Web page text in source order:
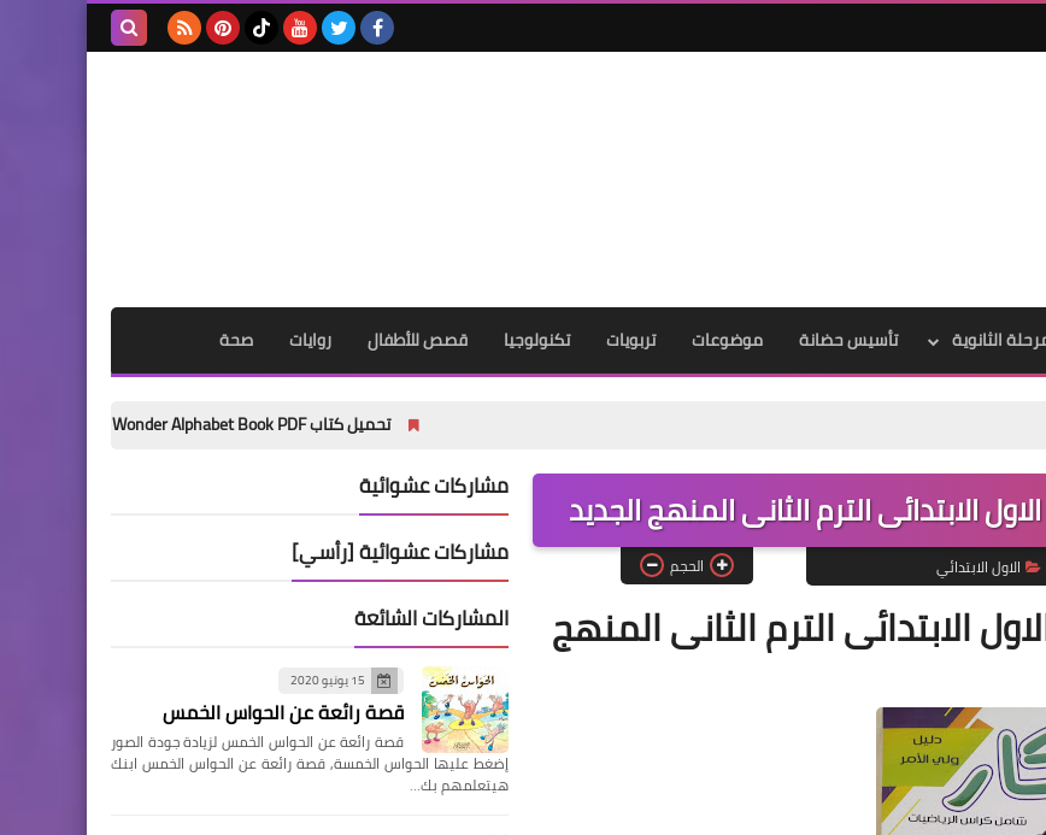
الثانوية تأسيس حضانة موضوعات تربويات تكنولوجيا قصص للأطفال روايات صحة
تحميل كتاب My Wonder Alphabet Book PDF مجانًا | أفضل كتاب لتأسيس الأطفال في الحروف الإنجليزية 2027
الابتدائى الترم الثانى المنهج الجديد
الاول الابتدائي الحجم
الابتدائى الترم الثانى المنهج
مشاركات عشوائية
مشاركات عشوائية [رأسي]
المشاركات الشائعة
15 يونيو 2020
قصة رائعة عن الحواس الخمس
قصة رائعة عن الحواس الخمس لزيادة جودة الصور
إضغط عليها الحواس الخمسة, قصة رائعة عن الحواس الخمس ابنك
هيتعلمهم بك…